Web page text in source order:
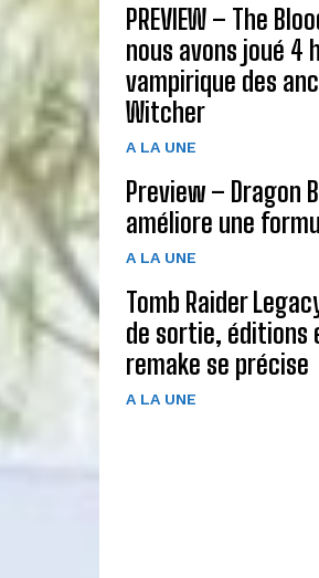
PREVIEW – The
nous avons joué 4
vampirique des
Witcher
A LA UNE
Preview – Dragon
améliore une
A LA UNE
Tomb Raider
de sortie, éditions
remake se précise
A LA UNE